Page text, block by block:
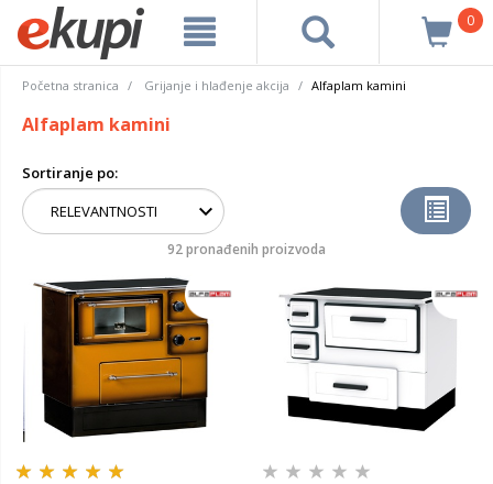
0
Početna stranica Grijanje i hlađenje akcija Alfaplam kamini
Alfaplam kamini
Sortiranje po:
92 pronađenih proizvoda